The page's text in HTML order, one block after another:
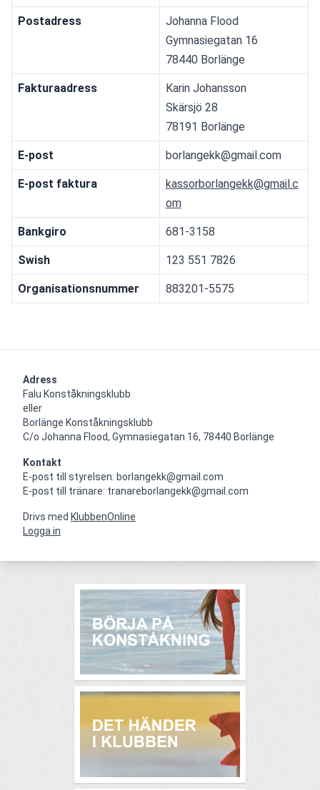
Postadress
Johanna Flood
Gymnasiegatan 16
78440 Borlänge
Fakturaadress
Karin Johansson
Skärsjö 28
78191 Borlänge
E-post borlangekk@gmail.com
E-post faktura
kassorborlangekk@gmail.c
om
Bankgiro 681-3158
Swish 123 551 7826
Organisationsnummer 883201-5575
Adress
Falu Konståkningsklubb
eller
Borlänge Konståkningsklubb
C/o Johanna Flood, Gymnasiegatan 16, 78440 Borlänge
Kontakt
E-post till styrelsen: borlangekk@gmail.com
E-post till tränare: tranareborlangekk@gmail.com
Drivs med KlubbenOnline
Logga in